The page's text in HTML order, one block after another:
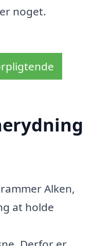
noget.
Alken,
at holde